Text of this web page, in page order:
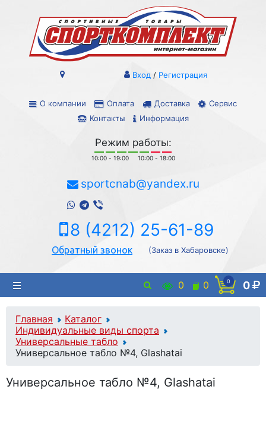
О компании Оплата Доставка
Сервис
Контакты
Информация
Вход / Регистрация
Режим работы:
10:00 - 19:00 10:00 - 18:00
sportcnab@yandex.ru
8 (4212) 25-61-89
Обратный звонок (Заказ в Хабаровске)
0 0 0 0
Главная
Каталог
Индивидуальные виды спорта
Универсальные табло
Универсальное табло №4, Glashatai
Универсальное табло №4, Glashatai